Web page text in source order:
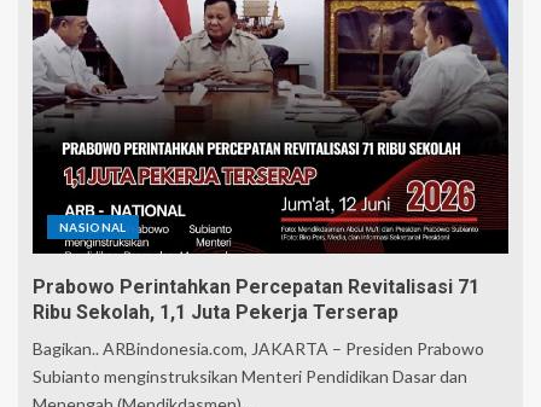
NASIONAL
Prabowo Perintahkan Percepatan Revitalisasi 71
Ribu Sekolah, 1,1 Juta Pekerja Terserap
Bagikan.. ARBindonesia.com, JAKARTA – Presiden Prabowo
Subianto menginstruksikan Menteri Pendidikan Dasar dan